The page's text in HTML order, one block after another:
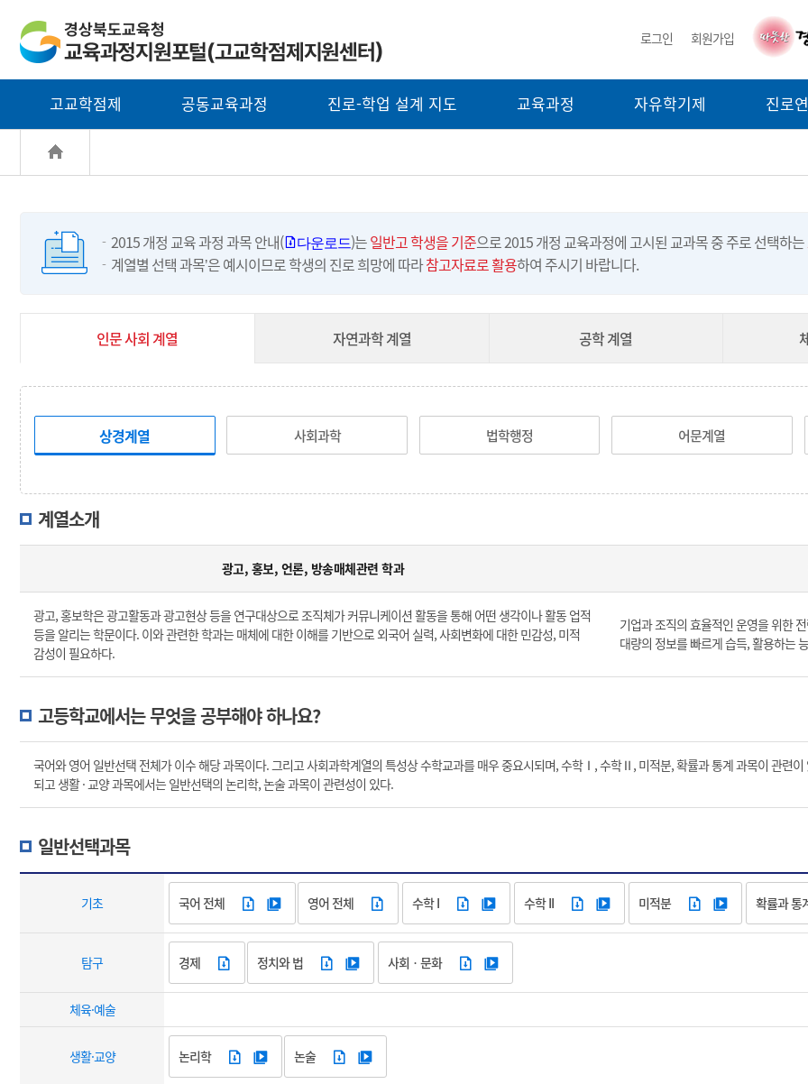
로그인 회원가입
고교학점제 공동교육과정 진로-학업 설계 지도 교육과정 자유학기제 진로
2015 개정 교육 과정 과목 안내( 다운로드)는일반고 학생을 기준으로 2015 개정 교육과정에 고시된 교과목 중 주로 선택하는
계열별 선택 과목ʼ은 예시이므로 학생의 진로 희망에 따라참고자료로 활용하여 주시기 바랍니다.
인문 사회 계열 자연과학 계열 공학 계열
상경계열 사회과학 법학행정 어문계열
계열소개
광고, 홍보, 언론, 방송매체관련 학과
광고, 홍보학은 광고활동과 광고현상 등을 연구대상으로 조직체가 커뮤니케이션 활동을 통해 어떤 생각이나 활동 업적
등을 알리는 학문이다. 이와 관련한 학과는 매체에 대한 이해를 기반으로 외국어 실력, 사회변화에 대한 민감성, 미적
감성이 필요하다.
기업과 조직의 효율적인 운영을 위한
대량의 정보를 빠르게 습득, 활용하는
고등학교에서는 무엇을 공부해야 하나요?
국어와 영어 일반선택 전체가 이수 해당 과목이다. 그리고 사회과학계열의 특성상 수학교과를 매우 중요시되며, 수학Ⅰ, 수학Ⅱ, 미적분, 확률과 통계 과목이 관련
되고 생활 · 교양 과목에서는 일반선택의 논리학, 논술 과목이 관련성이 있다.
일반선택과목
기초 국어 전체 영어 전체 수학 I 수학 II 미적분 확률과 통
탐구 경제 정치와 법 사회ㆍ문화
체육·예술
생활·교양 논리학 논술